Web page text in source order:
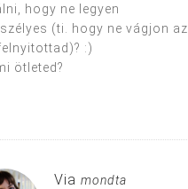
hogy ne legyen
(ti. hogy ne vágjon az
:)
ötleted?
Via mondta